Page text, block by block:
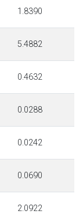
1.8390
5.4882
0.4632
0.0288
0.0242
0.0690
2.0922